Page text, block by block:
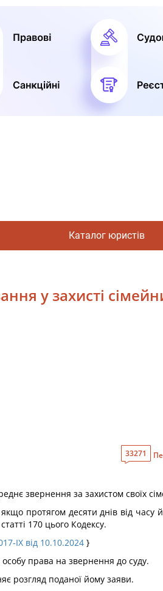
Каталог юристів
у захисті
33271
звернення за захистом своїх
протягом десяти днів від часу
170 цього Кодексу.
IX від 10.10.2024 }
права на звернення до суду.
розгляд поданої йому заяви.